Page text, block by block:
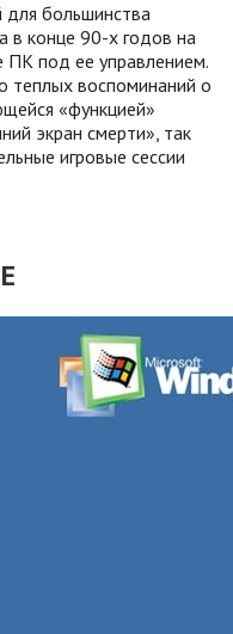
для большинства
в конце 90-х годов на
ПК под ее управлением.
теплых воспоминаний о
«функцией»
экран смерти», так
игровые сессии